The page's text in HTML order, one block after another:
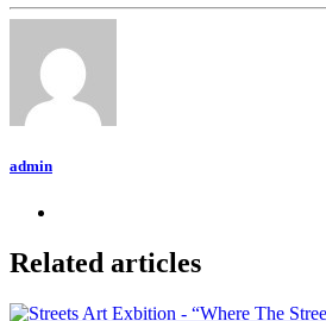
admin
Related articles